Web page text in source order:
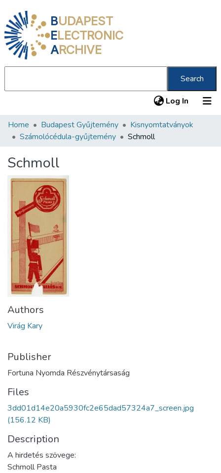
BUDAPEST
ELECTRONIC
ARCHIVE
Search
Log In (current)
Communities & Collections
Statistics
About us
Home Budapest Gyűjtemény
Kisnyomtatványok
Számolócédula-gyűjtemény
Schmoll
Schmoll
Authors
Virág Kary
Publisher
Fortuna Nyomda Részvénytársaság
Files
3dd01d14e20a5930fc2e65dad57324a7_screen.jpg
(156.12 KB)
Description
A hirdetés szövege:
Schmoll Pasta